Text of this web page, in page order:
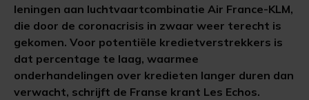
leningen aan luchtvaartcombinatie Air France-KLM,
die door de coronacrisis in zwaar weer terecht is
gekomen. Voor potentiële kredietverstrekkers is
dat percentage te laag, waarmee
onderhandelingen over kredieten langer duren dan
verwacht, schrijft de Franse krant Les Echos.